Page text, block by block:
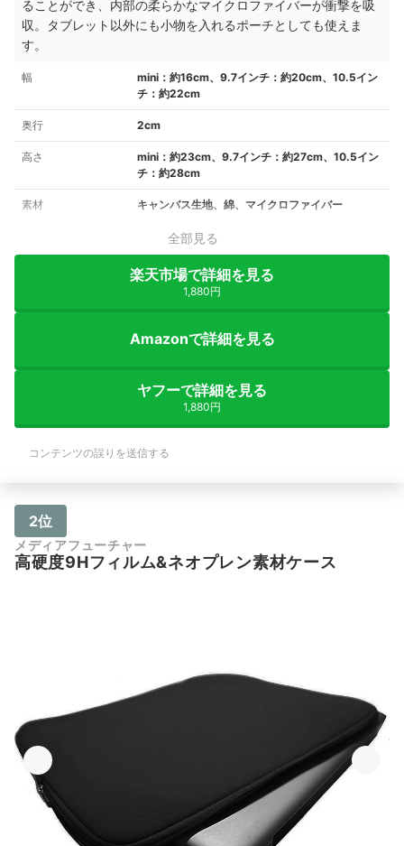
ることができ、内部の柔らかなマイクロファイバーが衝撃を吸
収。タブレット以外にも小物を入れるポーチとしても使えま
す。
幅
mini：約16cm、9.7インチ：約20cm、10.5イン
チ：約22cm
奥行 2cm
高さ
mini：約23cm、9.7インチ：約27cm、10.5イン
チ：約28cm
素材 キャンバス生地、綿、マイクロファイバー
全部見る
楽天市場で詳細を見る
1,880円
Amazonで詳細を見る
ヤフーで詳細を見る
1,880円
コンテンツの誤りを送信する
2位
メディアフューチャー
高硬度9Hフィルム&ネオプレン素材ケース